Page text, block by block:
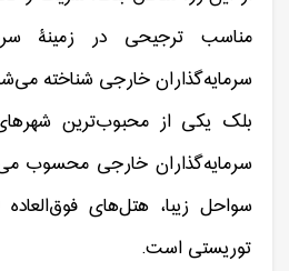
مناسب ترجیحی در زمینۀ
سرمایه‌گذاران خارجی شناخته
بلک یکی از محبوب‌ترین
سرمایه‌گذاران خارجی محسوب
سواحل زیبا، هتل‌های
توریستی است.